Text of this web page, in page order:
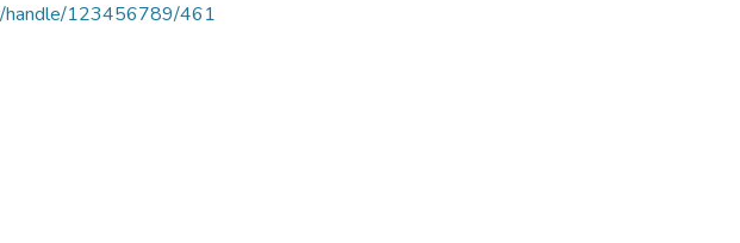
handle/123456789/461